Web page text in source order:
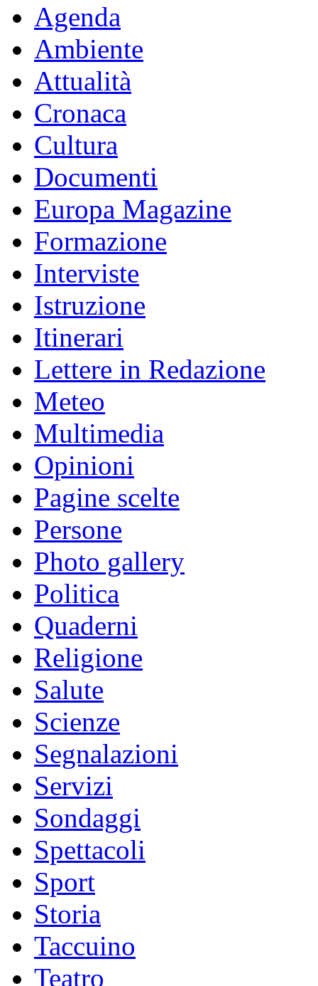
Agenda
Ambiente
Attualità
Cronaca
Cultura
Documenti
Europa Magazine
Formazione
Interviste
Istruzione
Itinerari
Lettere in Redazione
Meteo
Multimedia
Opinioni
Pagine scelte
Persone
Photo gallery
Politica
Quaderni
Religione
Salute
Scienze
Segnalazioni
Servizi
Sondaggi
Spettacoli
Sport
Storia
Taccuino
Teatro